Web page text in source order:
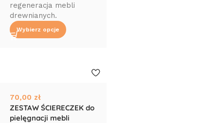
regeneracja mebli
drewnianych.
Wybierz opcje
70,00 zł
ZESTAW ŚCIERECZEK do
pielęgnacji mebli